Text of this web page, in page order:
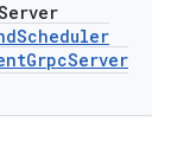
Scheduler
GrpcServer